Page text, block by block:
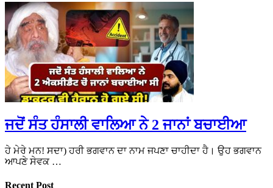
ਜਦੋਂ ਸੰਤ ਹੰਸਾਲੀ ਵਾਲਿਆ ਨੇ 2 ਜਾਨਾਂ ਬਚਾਈਆ
ਹੇ ਮੇਰੇ ਮਨ! ਸਦਾ) ਹਰੀ ਭਗਵਾਨ ਦਾ ਨਾਮ ਜਪਣਾ ਚਾਹੀਦਾ ਹੈ। ਉਹ ਭਗਵਾਨ
ਆਪਣੇ ਸੇਵਕ …
Recent Post